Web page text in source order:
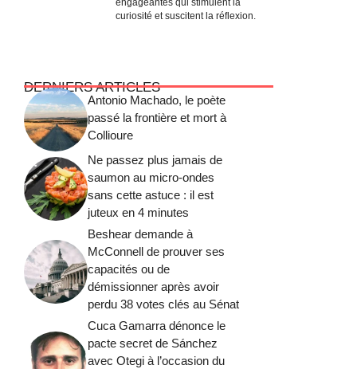
engageantes qui stimulent la
curiosité et suscitent la réflexion.
DERNIERS ARTICLES
Antonio Machado, le poète
passé la frontière et mort à
Collioure
Ne passez plus jamais de
saumon au micro-ondes
sans cette astuce : il est
juteux en 4 minutes
Beshear demande à
McConnell de prouver ses
capacités ou de
démissionner après avoir
perdu 38 votes clés au Sénat
Cuca Gamarra dénonce le
pacte secret de Sánchez
avec Otegi à l’occasion du